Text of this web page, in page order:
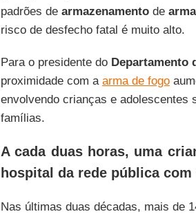
padrões de armazenamentode
risco de desfecho fatal é muito alto.
Para o presidente do Departamento
proximidade com a arma de fogo
envolvendo crianças e adolescentes
famílias.
A cada duas horas, uma
hospital da rede pública
Nas últimas duas décadas, mais de